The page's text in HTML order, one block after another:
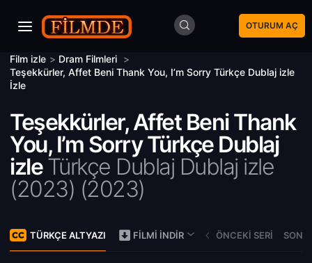
OTURUM AÇ
Film izle > Dram Filmleri >
Teşekkürler, Affet Beni Thank You, I’m Sorry Türkçe Dublaj izle
İzle
Teşekkürler, Affet Beni Thank
You, I’m Sorry Türkçe Dublaj
izleTürkçe Dublaj Dublaj izle
(2023) (2023)
TÜRKÇE ALTYAZI FILMI İNDIR ÖNCEKI SERI